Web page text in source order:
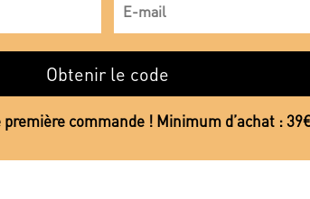
Obtenir le code
commande ! Minimum d’achat :